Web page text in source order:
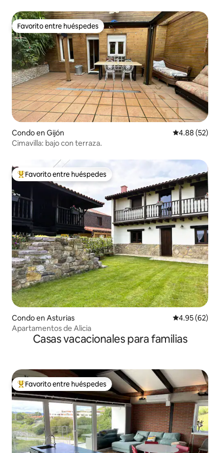
Favorito entre huéspedes
Favorito entre huéspedes
Condo en Gijón Calificación
4.88 (52)
Cimavilla: bajo con terraza.
Favorito entre huéspedes preferido
Favorito entre huéspedes
Condo en Asturias Calificación
4.95 (62)
Apartamentos de Alicia
Casas vacacionales para familias
Favorito entre huéspedes preferido
Favorito entre huéspedes